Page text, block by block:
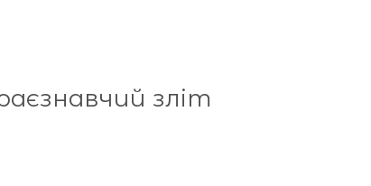
зліт